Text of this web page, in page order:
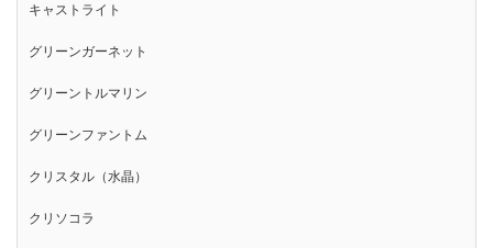
キャストライト
グリーンガーネット
グリーントルマリン
グリーンファントム
クリスタル（水晶）
クリソコラ